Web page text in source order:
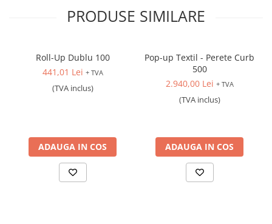
PRODUSE SIMILARE
Roll-Up Dublu 100
441,01 Lei + TVA
(TVA inclus)
ADAUGA IN COS
Pop-up Textil - Perete Curb
500
2.940,00 Lei + TVA
(TVA inclus)
ADAUGA IN COS